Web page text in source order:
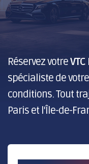
Réservez votre
spécialiste de
conditions. Tout
Paris et l'Île-de-